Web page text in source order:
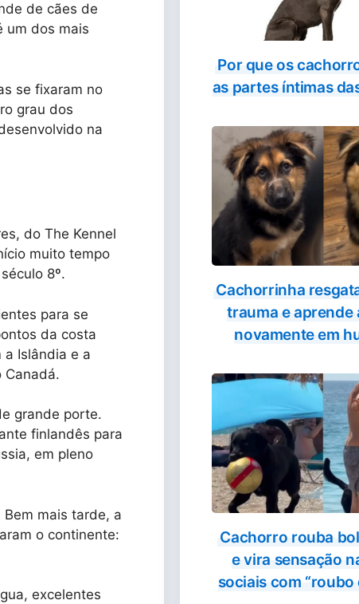
de cães de
um dos mais
se fixaram no
grau dos
na
do The Kennel
muito tempo
8º.
para se
da costa
a Islândia e a
Canadá.
grande porte.
finlandês para
em pleno
mais tarde, a
o continente:
excelentes
Por que os
as partes íntimas
Cachorrinha
trauma e aprende
novamente em
Cachorro rouba
e vira sensação
sociais com “roubo